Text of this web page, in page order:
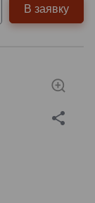
В заявку